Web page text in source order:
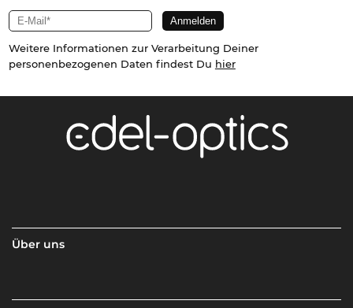
Weitere Informationen zur Verarbeitung Deiner
personenbezogenen Daten findest Du hier
Über uns